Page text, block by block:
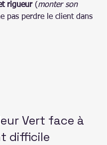
rigueur (monter son
pas perdre le client dans
Vert face à
difficile